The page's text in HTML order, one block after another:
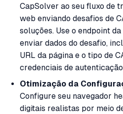
CapSolver ao seu fluxo de
web enviando desafios de
soluções. Use o endpoint
enviar dados do desafio,
URL da página e o tipo de
credenciais de
Otimização da
Configure seu navegador
digitais realistas por meio